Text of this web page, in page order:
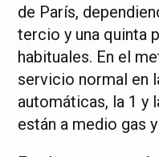
de París,
tercio y una quinta
habituales. En el
servicio normal en
automáticas, la 1 y
están a medio gas